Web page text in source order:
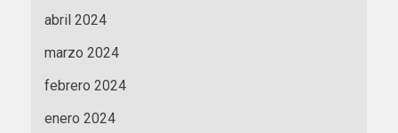
abril 2024
marzo 2024
febrero 2024
enero 2024